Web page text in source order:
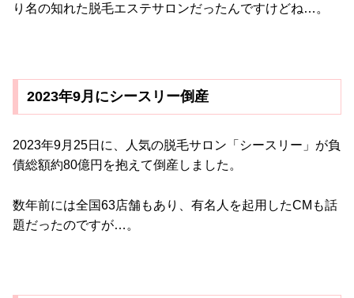
り名の知れた脱毛エステサロンだったんですけどね…。
2023年9月にシースリー倒産
2023年9月25日に、人気の脱毛サロン「シースリー」が負
債総額約80億円を抱えて倒産しました。
数年前には全国63店舗もあり、有名人を起用したCMも話
題だったのですが…。